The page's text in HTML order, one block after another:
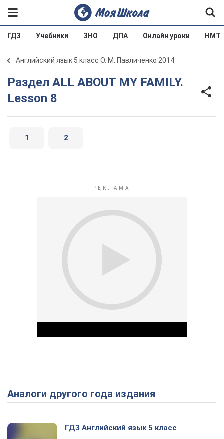
ГДЗ Учебники ЗНО ДПА Онлайн уроки НМТ
Английский язык 5 класс О. М. Павличенко 2014
Раздел ALL ABOUT MY FAMILY.
Lesson 8
1 2
Play Video
Аналоги другого года издания
ГДЗ Английский язык 5 класс